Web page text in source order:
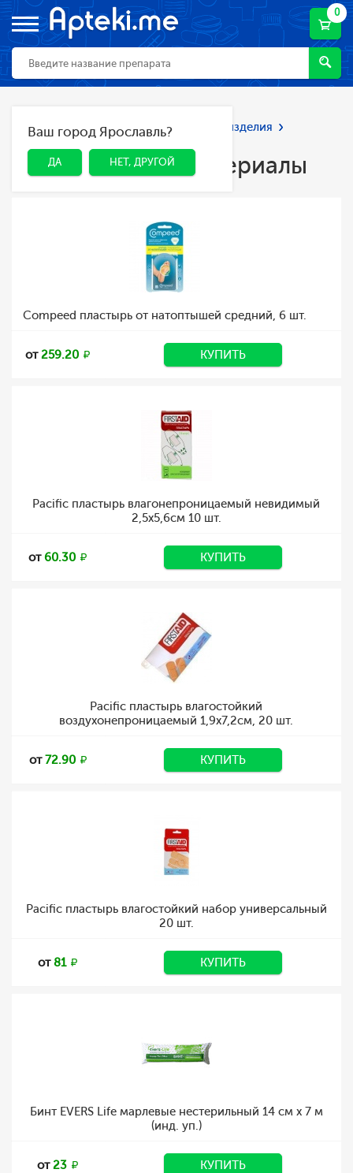
0
ДА НЕТ, ДРУГОЙ
Ваш город Ярославль?
ДА НЕТ, ДРУГОЙ
Главная Каталог
Мед. приборы и изделия
Перевязочные материалы
Перевязочные материалы
Compeed пластырь от натоптышей средний, 6 шт.
от259.20 КУПИТЬ
Pacific пластырь влагонепроницаемый невидимый
2,5х5,6см 10 шт.
от60.30 КУПИТЬ
Pacific пластырь влагостойкий
воздухонепроницаемый 1,9х7,2см, 20 шт.
от72.90 КУПИТЬ
Pacific пластырь влагостойкий набор универсальный
20 шт.
от81 КУПИТЬ
Бинт EVERS Life марлевые нестерильный 14 см х 7 м
(инд. уп.)
от23 КУПИТЬ